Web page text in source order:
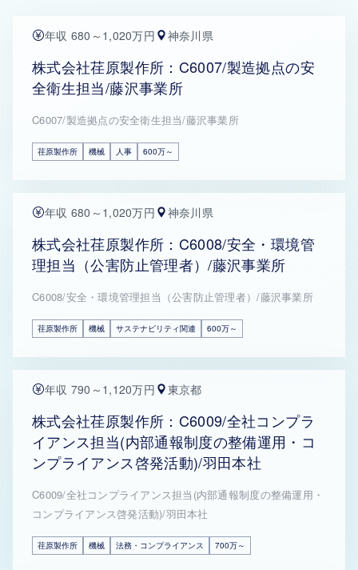
年収 680～1,020万円 神奈川県
株式会社荏原製作所：C6007/製造拠点の安
全衛生担当/藤沢事業所
C6007/製造拠点の安全衛生担当/藤沢事業所
荏原製作所 機械 人事 600万～
年収 680～1,020万円 神奈川県
株式会社荏原製作所：C6008/安全・環境管
理担当（公害防止管理者）/藤沢事業所
C6008/安全・環境管理担当（公害防止管理者）/藤沢事業所
荏原製作所 機械 サステナビリティ関連 600万～
年収 790～1,120万円 東京都
株式会社荏原製作所：C6009/全社コンプラ
イアンス担当(内部通報制度の整備運用・コ
ンプライアンス啓発活動)/羽田本社
C6009/全社コンプライアンス担当(内部通報制度の整備運用・
コンプライアンス啓発活動)/羽田本社
荏原製作所 機械 法務・コンプライアンス 700万～